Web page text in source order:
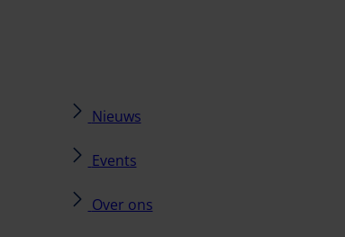
Nieuws
Events
Over ons